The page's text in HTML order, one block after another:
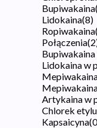
Bupiwakaina(
Lidokaina(8)
Ropiwakaina(
Połączenia(2
Bupiwakaina
Lidokaina w
Artykaina w
Chlorek etylu
Kapsaicyna(0